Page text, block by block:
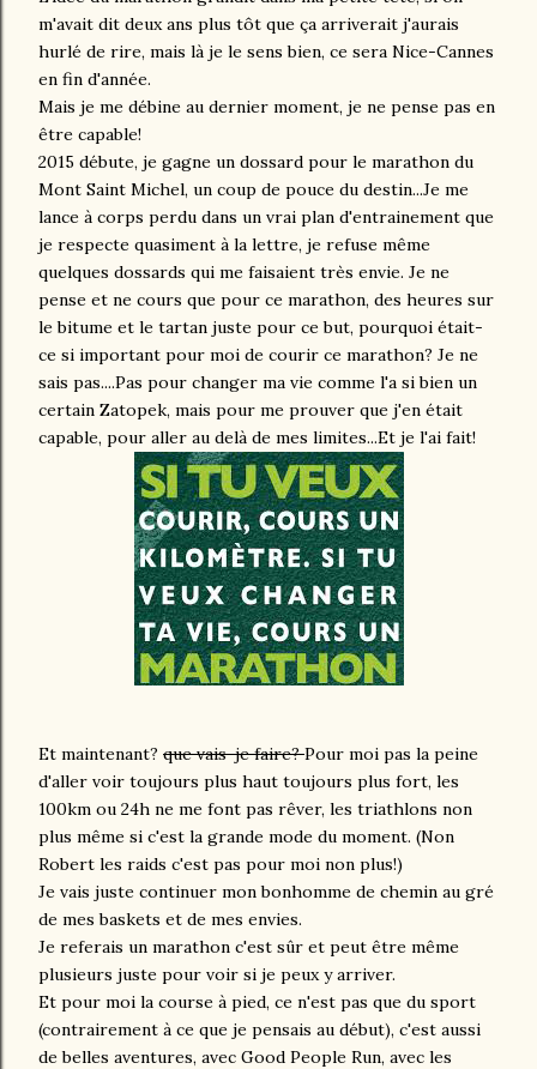
m'avait dit deux ans plus tôt que ça arriverait j'aurais
hurlé de rire, mais là je le sens bien, ce sera Nice-Cannes
en fin d'année.
Mais je me débine au dernier moment, je ne pense pas en
être capable!
2015 débute, je gagne un dossard pour le marathon du
Mont Saint Michel, un coup de pouce du destin...Je me
lance à corps perdu dans un vrai plan d'entrainement que
je respecte quasiment à la lettre, je refuse même
quelques dossards qui me faisaient très envie. Je ne
pense et ne cours que pour ce marathon, des heures sur
le bitume et le tartan juste pour ce but, pourquoi était-
ce si important pour moi de courir ce marathon? Je ne
sais pas....Pas pour changer ma vie comme l'a si bien un
certain Zatopek, mais pour me prouver que j'en était
capable, pour aller au delà de mes limites...Et je l'ai fait!
Et maintenant? que vais-je faire?Pour moi pas la peine
d'aller voir toujours plus haut toujours plus fort, les
100km ou 24h ne me font pas rêver, les triathlons non
plus même si c'est la grande mode du moment. (Non
Robert les raids c'est pas pour moi non plus!)
Je vais juste continuer mon bonhomme de chemin au gré
de mes baskets et de mes envies.
Je referais un marathon c'est sûr et peut être même
plusieurs juste pour voir si je peux y arriver.
Et pour moi la course à pied, ce n'est pas que du sport
(contrairement à ce que je pensais au début), c'est aussi
de belles aventures, avec Good People Run, avec les